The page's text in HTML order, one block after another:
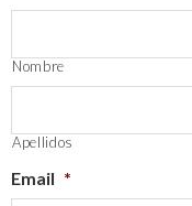
Nombre
Apellidos
Email *